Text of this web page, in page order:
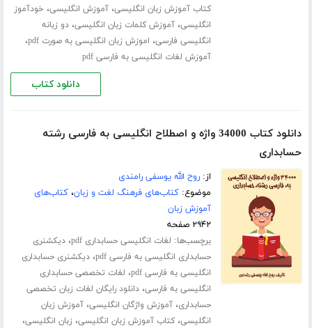
کتاب آموزش زبان انگلیسی،آموزش انگلیسی، خودآموز
انگلیسی،آموزش کلمات زبان انگلیسی،دو زبانه
انگلیسی فارسی، اموزش زبان انگلیسی به صورت pdf ،
آموزش لغات انگلیسی به فارسی pdf
دانلود کتاب
دانلود کتاب 34000 واژه و اصطلاح انگلیسی به فارسی رشته
حسابداری
از:روح الله یوسفی رامندی
موضوع:کتاب‌های فرهنگ لغت و زبان،کتاب‌های
آموزش زبان
۲۹۴۲ صفحه
برچسب‌ها: لغات انگلیسی حسابداری pdf ،دیکشنری
حسابداری انگلیسی به فارسی pdf
،دیکشنری حسابداری
انگلیسی به فارسی pdf
، لغات تخصصی حسابداری
انگلیسی به فارسی،دانلود رایگان لغات زبان تخصصی
حسابداری،آموزش واژگان انگلیسی،آموزش زبان
انگلیسی،کتاب آموزش زبان انگلیسی، زبان انگلیسی،